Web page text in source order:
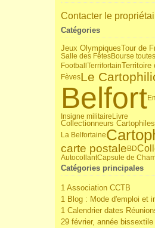
Contacter le
Catégories
Jeux OlympiquesTour de
Salle des FêtesBourse
FootballTerrifortainTerritoire
FèvesLe
Belfort
Insigne militaire Livre
Collectionneurs
La Belfortaine
carte postaleBD
AutocollantCapsule de
Catégories principales
1 Association CCTB
1 Blog : Mode d'emploi et
1 Calendrier dates
29 février, année bissextile